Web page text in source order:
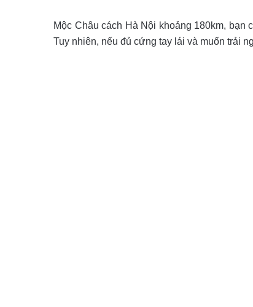
Mộc Châu cách Hà Nội khoảng 180km, bạn
Tuy nhiên, nếu đủ cứng tay lái và muốn trải